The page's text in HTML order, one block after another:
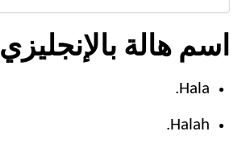
اسم هالة بالإنجليزي
Hala.
Halah.